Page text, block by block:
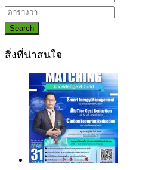
Search
สิ่งที่น่าสนใจ